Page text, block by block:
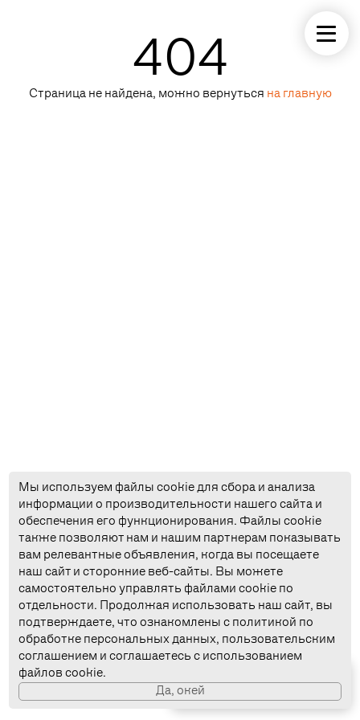
404
Страница не найдена, можно вернуться на главную
Мы используем файлы cookie для сбора и анализа
информации о производительности нашего сайта и
обеспечения его функционирования. Файлы cookie
также позволяют нам и нашим партнерам показывать
вам релевантные объявления, когда вы посещаете
наш сайт и сторонние веб-сайты. Вы можете
самостоятельно управлять файлами cookie по
отдельности. Продолжая использовать наш сайт, вы
подтверждаете, что ознакомлены с политикой по
обработке персональных данных, пользовательским
соглашением и соглашаетесь с использованием
файлов cookie.
Да, окей
ОФЕРТА
ОБРАБОТКА
КОНФИДЕНЦИАЛЬНОСТЬ
ЛИЦЕНЗИЯ